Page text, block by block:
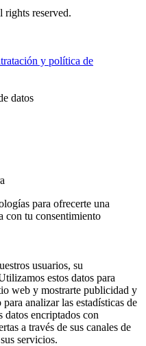
rights reserved.
y política de
datos
para ofrecerte una
con tu consentimiento
usuarios, su
estos datos para
web y mostrarte publicidad y
analizar las estadísticas de
datos encriptados con
a través de sus canales de
servicios.